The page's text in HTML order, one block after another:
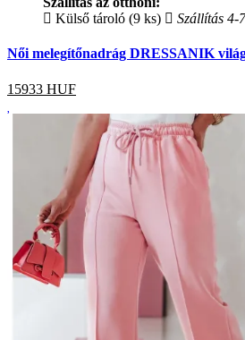
Külső tároló (9 ks)
Szállítás 4-
Női melegítőnadrág DRESSANIK
15933 HUF